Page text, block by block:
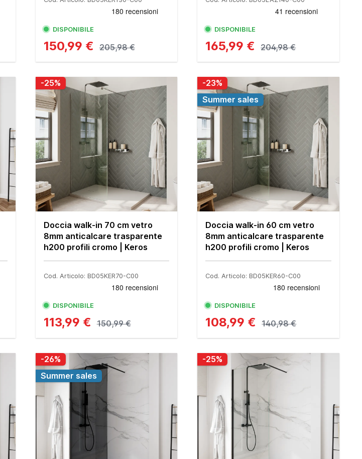
DISPONIBILE
150,99 € 205,98 €
DISPONIBILE
165,99 € 204,98 €
-25%
Doccia walk-in 70 cm vetro
8mm anticalcare trasparente
h200 profili cromo | Keros
Cod. Articolo: BD05KER70-C00
DISPONIBILE
113,99 € 150,99 €
-23%
Summer sales
Doccia walk-in 60 cm vetro
8mm anticalcare trasparente
h200 profili cromo | Keros
Cod. Articolo: BD05KER60-C00
DISPONIBILE
108,99 € 140,98 €
-26%
Summer sales
-25%